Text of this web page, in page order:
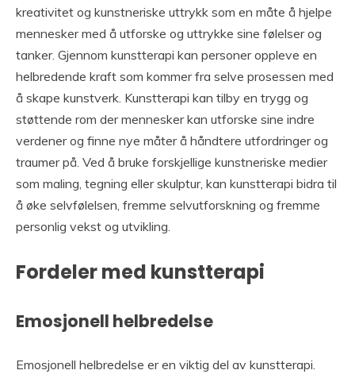
kreativitet og kunstneriske uttrykk som en måte å hjelpe
mennesker med å utforske og uttrykke sine følelser og
tanker. Gjennom kunstterapi kan personer oppleve en
helbredende kraft som kommer fra selve prosessen med
å skape kunstverk. Kunstterapi kan tilby en trygg og
støttende rom der mennesker kan utforske sine indre
verdener og finne nye måter å håndtere utfordringer og
traumer på. Ved å bruke forskjellige kunstneriske medier
som maling, tegning eller skulptur, kan kunstterapi bidra til
å øke selvfølelsen, fremme selvutforskning og fremme
personlig vekst og utvikling.
Fordeler med kunstterapi
Emosjonell helbredelse
Emosjonell helbredelse er en viktig del av kunstterapi.